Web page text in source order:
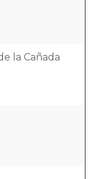
la Cañada